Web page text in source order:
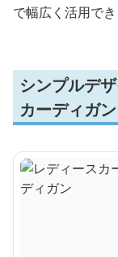
で幅広く活用でき
シンプルデ
カーディガン